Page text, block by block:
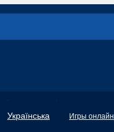
Українська
English
Игры онлайн